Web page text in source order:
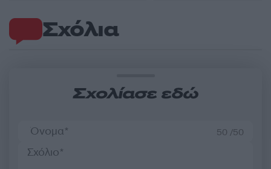
Σχόλια
Σχολίασε εδώ
50 /50